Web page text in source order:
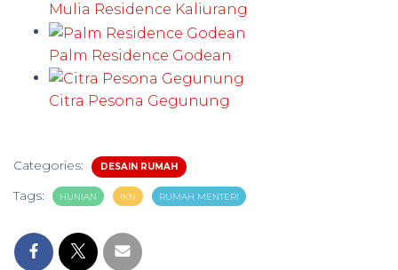
Mulia Residence Kaliurang
Palm Residence Godean
Citra Pesona Gegunung
Categories: DESAIN RUMAH
Tags: HUNIAN IKN RUMAH MENTERI